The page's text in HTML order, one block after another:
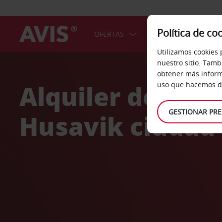
OFERTAS COCHES
Alquiler de
Husavik ciudad
Política de
Utilizamos
nuestro sitio.
obtener más
uso que hacemos
GESTIONAR